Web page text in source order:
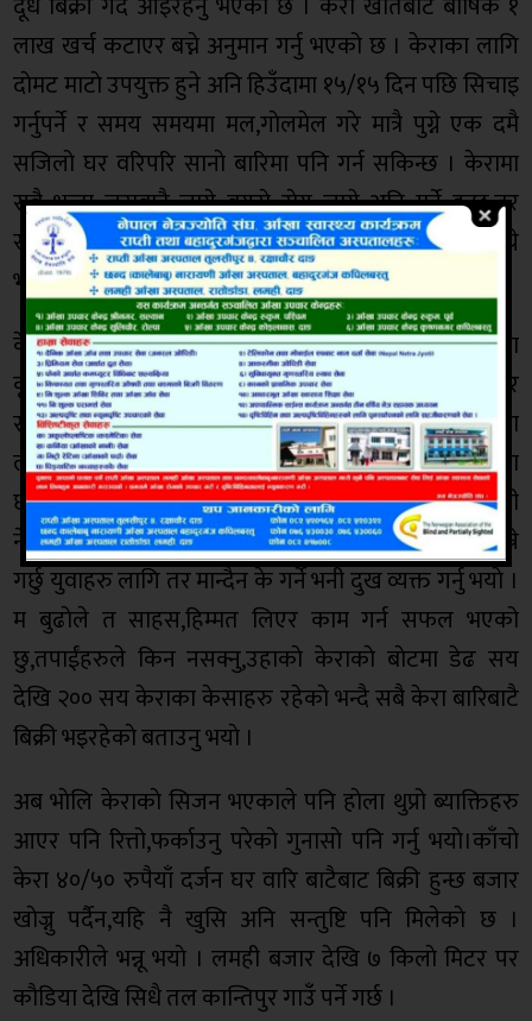
लाख खर्च कटाएर बच्ने अनुमान गर्नु भएको छ । केराका लागि
दाेमट माटाे उपयुक्त हुने अनि हिउँदामा १५/१५ दिन पछि सिचाइ
गर्नुपर्ने र समय समयमा मल,गाेलमेल गरे मात्रै पुग्ने एक दमै
सजिलो घर वरिपरि सानाे बारिमा पनि गर्न सकिन्छ । केरामा
सबै भन्दा जराबाटै लाग्ने बुगुराे राेग लाग्ने अनि मर्ने हुन्छ,तर
साबधानिक अपलाउनु पर्छ,अन्य खेतिमा जस्ताे यसमा राेग लाग्ने
भने हुदैन,अधिकारीले ५ जनालाई रोजगारी दिनु भएको छ ।
केही अन्य समस्या नभए पनि स्थानीय सरकारले म जस्ता
कृषकहरुका लागि कृषि प्राबिधिकहरु समय समयमा खटाएर
सहयाेग गरे अति उत्तम हुने बिश्वास लिनु भएको छ । पैसाका
लागि बिदेश खाडि मुलुक तर्फ नगइ स्वदेशमा अरु थुप्रो संभावना
छ । यहि केही गराै किन हुन्छ,मैलेले यहि अनुराेघ गर्छु कि हामी
नेपालीहरु बाहिरी देशमा नजाअाै यहि गराै यहीँ छ,सबै भन्ने
गर्छु युवाहरु लागि तर मान्दैन के गर्ने भनी दुख व्यक्त गर्नु भयाे ।
म बुढाेले त साहस,हिम्मत लिएर काम गर्न सफल भएको
छु,तपाईंहरुले किन नसक्नु,उहाकाे केराकाे बाेटमा डेढ सय
देखि २०० सय केराका केसाहरु रहेकाे भन्दै सबै केरा बारिबाटै
बिक्री भइरहेकाे बताउनु भयाे ।
अब भाेलि केराकाे सिजन भएकाले पनि हाेला थुप्रो ब्याक्तिहरु
आएर पनि रित्तो,फर्काउनु परेकाे गुनासाे पनि गर्नु भयाे।काँचाे
केरा ४०/५० रुपैयाँ दर्जन घर वारि बाटैबाट बिक्री हुन्छ बजार
खाेज्नु पर्दैन,यहि नै खुसि अनि सन्तुष्टि पनि मिलेकाे छ ।
अधिकारीले भन्नू भयाे । लमही बजार देखि ७ किलाे मिटर पर
काैडिया देखि सिधै तल कान्तिपुर गाउँ पर्ने गर्छ ।